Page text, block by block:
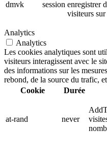
dmvk session enregistrer
visiteurs
Analytics
Analytics
Les cookies analytiques sont
visiteurs interagissent avec le
des informations sur les
rebond, de la source du trafic,
Cookie
Durée
at-rand never